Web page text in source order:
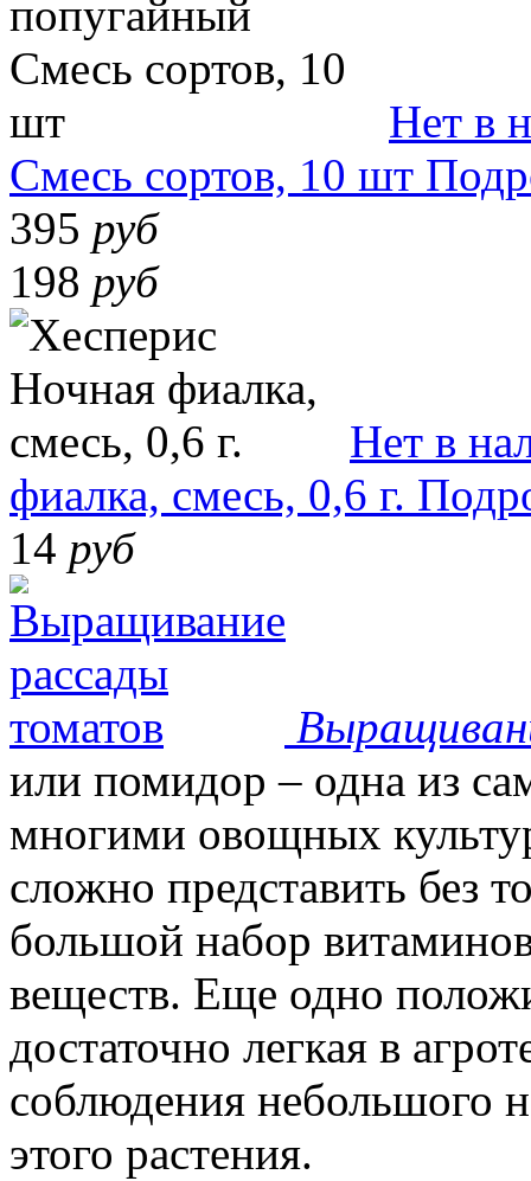
Нет в
Смесь сортов, 10 шт
395 руб
198 руб
Нет в
фиалка, смесь, 0,6 г.
14 руб
или помидор – одна из
многими овощных
сложно представить без
большой набор
веществ. Еще одно
достаточно легкая в
соблюдения небольшого
этого растения.